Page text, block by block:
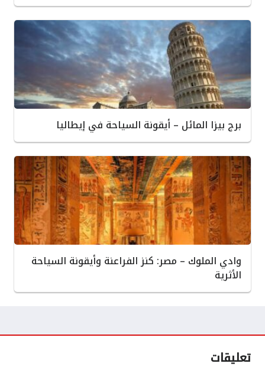
برج بيزا المائل – أيقونة السياحة في إيطاليا
وادي الملوك – مصر: كنز الفراعنة وأيقونة السياحة
الأثرية
تعليقات